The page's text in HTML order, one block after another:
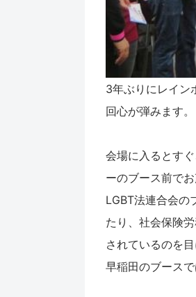
3年ぶりにレイン
回心が弾みます。
会場に入るとす
ーのブース前で
LGBT法連合会の
たり、社会保険
されているのを
早稲田のブース